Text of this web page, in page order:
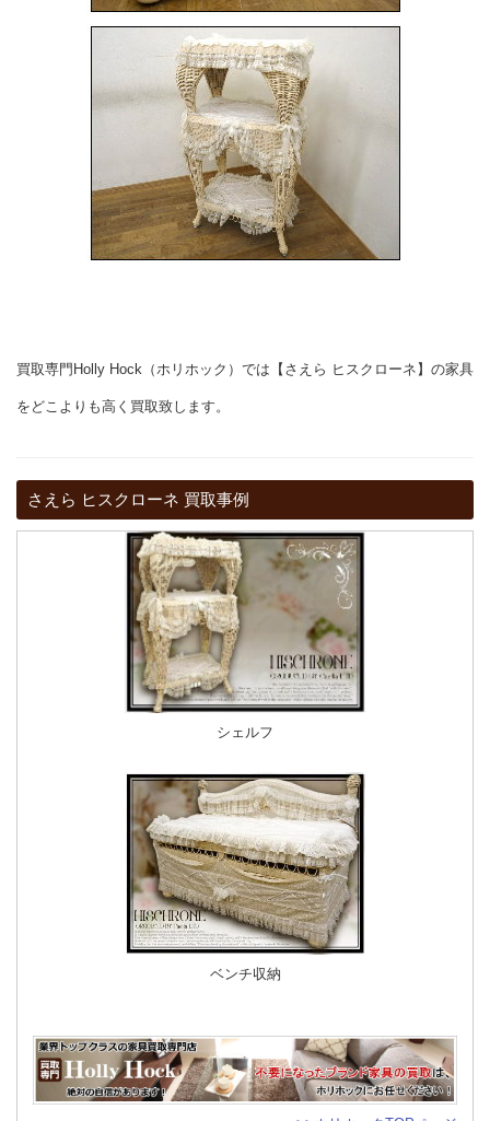
買取専門Holly Hock（ホリホック）では【さえら ヒスクローネ】の家具
をどこよりも高く買取致します。
さえら ヒスクローネ 買取事例
シェルフ
ベンチ収納